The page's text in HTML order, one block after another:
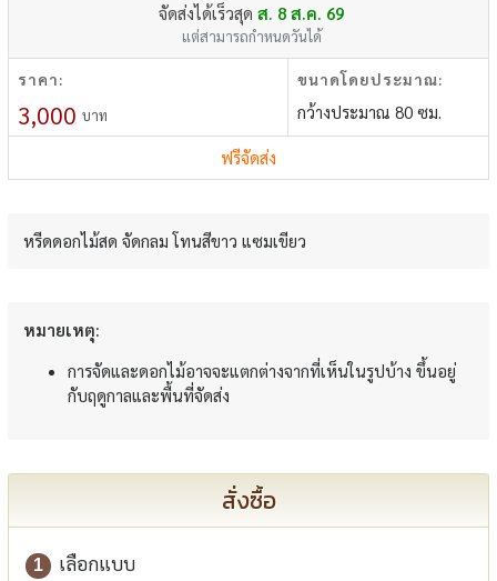
จัดส่งได้เร็วสุด ส. 8 ส.ค. 69
แต่สามารถกำหนดวันได้
ราคา:
3,000 บาท
ขนาดโดยประมาณ:
กว้างประมาณ 80 ซม.
ฟรีจัดส่ง
หรีดดอกไม้สด จัดกลม โทนสีขาว แซมเขียว
หมายเหตุ:
การจัดและดอกไม้อาจจะแตกต่างจากที่เห็นในรูปบ้าง ขึ้นอยู่
กับฤดูกาลและพื้นที่จัดส่ง
สั่งซื้อ
1 เลือกแบบ